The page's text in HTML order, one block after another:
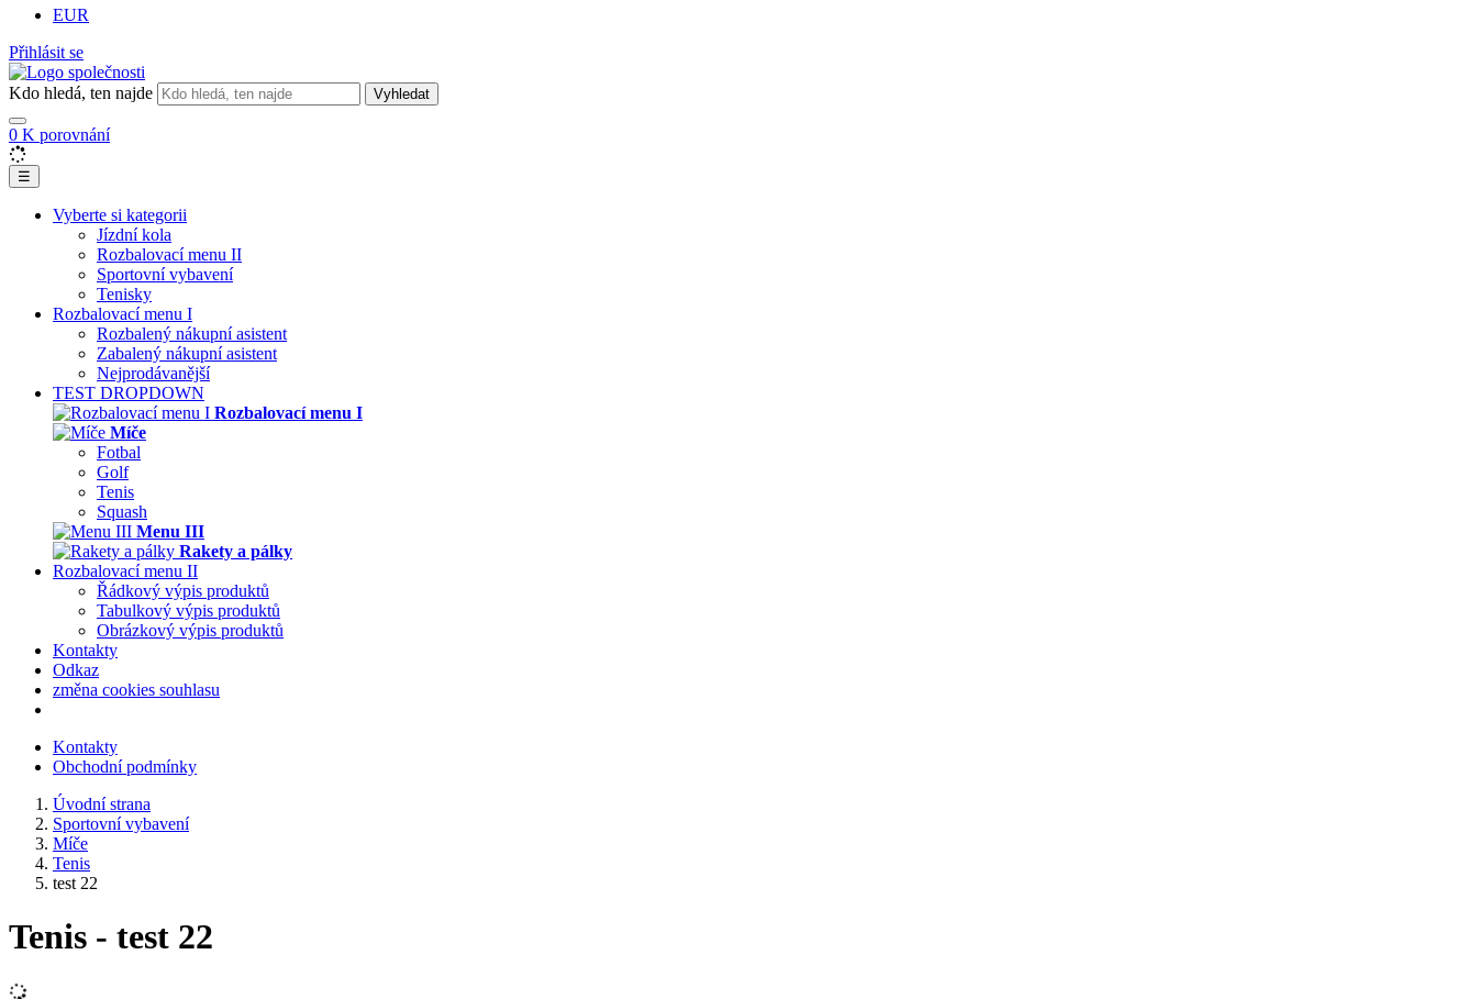
EUR
Přihlásit se
Kdo hledá, ten najde Vyhledat
0 K porovnání
☰
Vyberte si kategorii
Jízdní kola
Rozbalovací menu II
Sportovní vybavení
Tenisky
Rozbalovací menu I
Rozbalený nákupní asistent
Zabalený nákupní asistent
Nejprodávanější
TEST DROPDOWN
Rozbalovací menu I
Míče
Fotbal
Golf
Tenis
Squash
Menu III
Rakety a pálky
Rozbalovací menu II
Řádkový výpis produktů
Tabulkový výpis produktů
Obrázkový výpis produktů
Kontakty
Odkaz
změna cookies souhlasu
Kontakty
Obchodní podmínky
Úvodní strana
Sportovní vybavení
Míče
Tenis
test 22
Tenis - test 22